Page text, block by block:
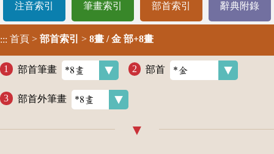
注音索引 筆畫索引 部首索引 辭典附錄
::: 首頁 > 部首索引 > 8畫 / 金 部+8畫
部首筆畫 部首
部首外筆畫